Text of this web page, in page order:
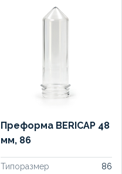
Преформа BERICAP 48
мм, 86
Типоразмер
86